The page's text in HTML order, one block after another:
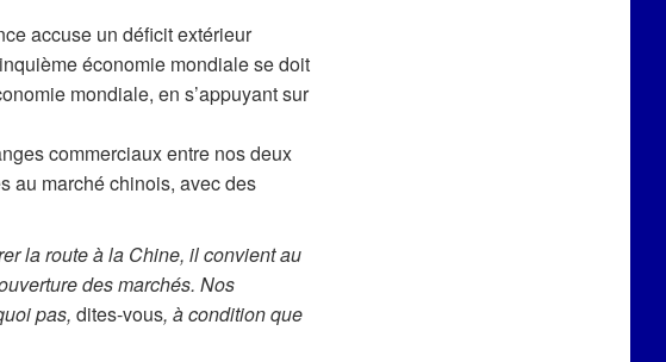
accuse un déficit extérieur
économie mondiale se doit
mondiale, en s’appuyant sur
commerciaux entre nos deux
au marché chinois, avec des
la route à la Chine, il convient au
des marchés. Nos
pas, dites-vous, à condition que